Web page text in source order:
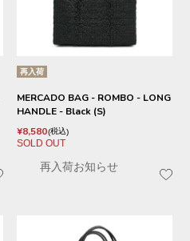
再入荷
MERCADO BAG - ROMBO - LONG
HANDLE - Black (S)
¥8,580 税込
SOLD OUT
再入荷お知らせ